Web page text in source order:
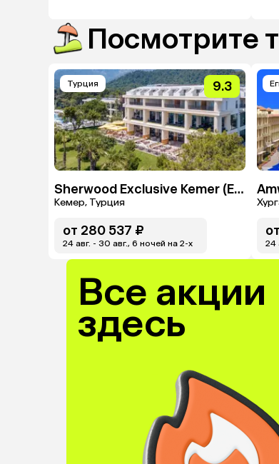
Посмотрите
Турция 9.3
Sherwood Exclusive Kemer (Ex. Sherwood Club Kemer)
Кемер, Турция
от 280 537 ₽
24 авг. - 30 авг., 6 ночей на 2-x
от
24
Все акции
здесь